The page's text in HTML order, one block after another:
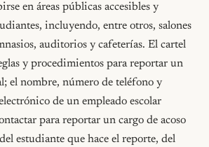
en áreas públicas accesibles y
incluyendo, entre otros, salones
auditorios y cafeterías. El cartel
y procedimientos para reportar un
el nombre, número de teléfono y
de un empleado escolar
para reportar un cargo de acoso
estudiante que hace el reporte, del